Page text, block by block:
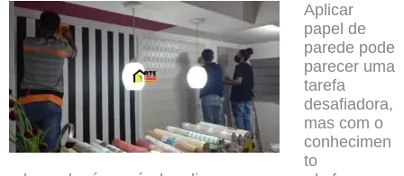
Aplicar
papel de
parede pode
parecer uma
tarefa
desafiadora,
mas com o
conhecimen
to